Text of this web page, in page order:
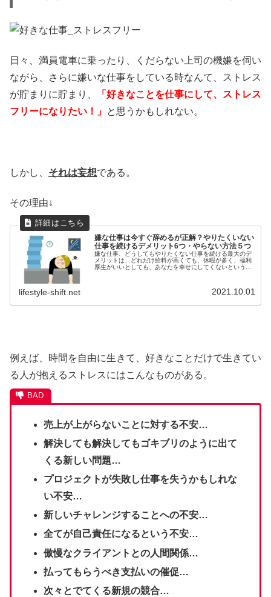
日々、満員電車に乗ったり、くだらない上司の機嫌を伺い
ながら、さらに嫌いな仕事をしている時なんて、ストレス
が貯まりに貯まり、
「好きなことを仕事にして、
ストレス
フリーになりたい！」 と思うかもしれない。
しかし、 それは妄想である。
その理由↓
嫌な仕事は今すぐ辞めるが正解？やりたくいない
仕事を続けるデメリット6つ・やらない方法５つ
嫌な仕事、どうしてもやりたくない仕事を続ける最大のデ
メリットは、どれだけ給料が高くても、休暇が多く、福利
厚生がいいとしても、あなたを幸せにしてくないというこ
lifestyle-shift.net 2021.10.01
例えば、時間を自由に生きて、好きなことだけで生きてい
る人が抱えるストレスにはこんなものがある。
売上が上がらないことに対する不安…
解決しても解決してもゴキブリのように出て
くる新しい問題…
プロジェクトが失敗し仕事を失うかもしれな
い不安…
新しいチャレンジすることへの不安…
全てが自己責任になるという不安…
傲慢なクライアントとの人間関係…
払ってもらうべき支払いの催促…
次々とでてくる新規の競合…